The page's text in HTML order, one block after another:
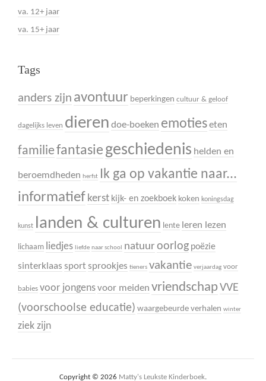
va. 12+ jaar
va. 15+ jaar
Tags
anders zijn avontuur beperkingen cultuur & geloof
dagelijks leven dieren doe-boeken emotieseten
familiefantasie geschiedenis helden en
beroemdheden herfst Ik ga op vakantie naar...
informatief kerst kijk- en zoekboek koken koningsdag
kunst landen & culturen lente leren lezen
lichaam liedjes liefde naar school natuur oorlog poëzie
sinterklaas sport sprookjes tieners vakantie verjaardag voor
babies voor jongensvoor meiden vriendschapVVE
(voorschoolse educatie) waargebeurde verhalen winter
ziek zijn
Copyright © 2026 Matty's Leukste Kinderboek.